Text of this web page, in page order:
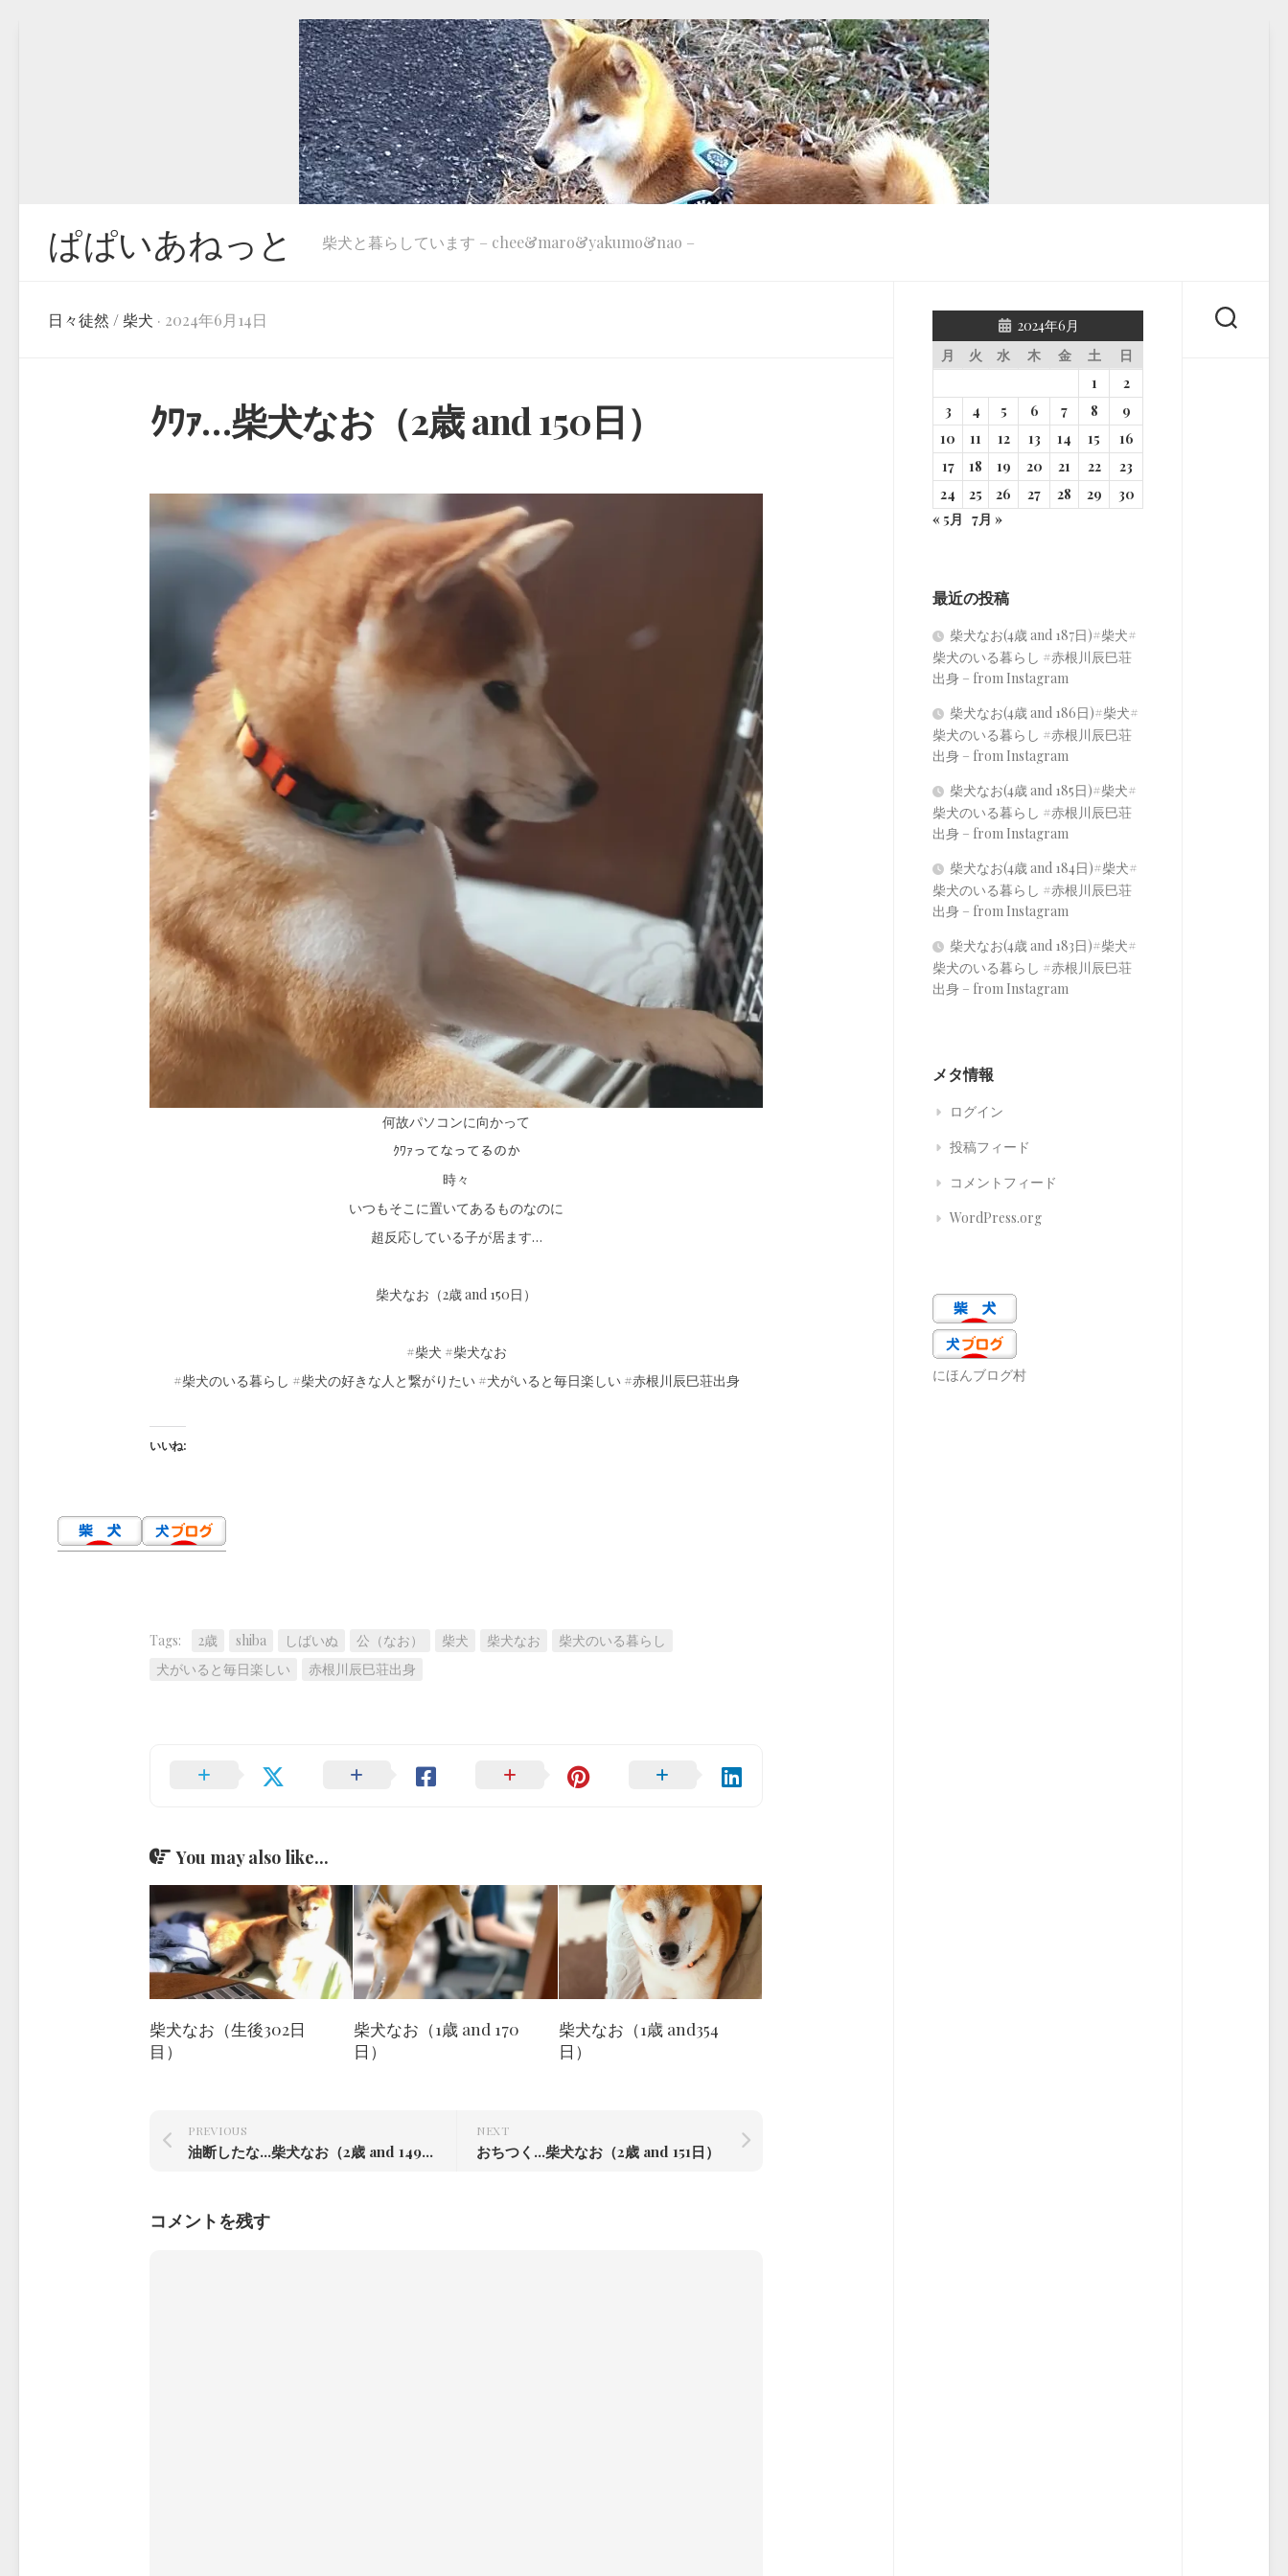
ぱぱいあねっと 柴犬と暮らしています – chee&maro&yakumo&nao –
日々徒然 / 柴犬 · 2024年6月14日
ｸﾜｧ…柴犬なお（2歳 and 150日）
何故パソコンに向かって
ｸﾜｧってなってるのか
時々
いつもそこに置いてあるものなのに
超反応している子が居ます…
柴犬なお（2歳 and 150日）
#柴犬 #柴犬なお
#柴犬のいる暮らし #柴犬の好きな人と繋がりたい #犬がいると毎日楽しい #赤根川辰巳荘出身
いいね:
Tags: 2歳 shiba しばいぬ 公（なお） 柴犬 柴犬なお
柴犬のいる暮らし
犬がいると毎日楽しい
赤根川辰巳荘出身
You may also like...
柴犬なお（生後302日
目）
柴犬なお（1歳 and 170
日）
柴犬なお（1歳 and354
日）
NEXT
おちつく…柴犬なお（2歳 and 151日）
PREVIOUS
油断したな…柴犬なお（2歳 and 149日）
コメントを残す
2024年6月
月
火 水 木 金 土
日
1
2
3
4 5 6 7 8
9
10
11 12 13 14 15
16
17
18 19 20 21 22
23
24
25 26 27 28 29
30
« 5月 7月 »
最近の投稿
柴犬なお(4歳 and 187日)#柴犬#
柴犬のいる暮らし #赤根川辰巳荘
出身 – from Instagram
柴犬なお(4歳 and 186日)#柴犬#
柴犬のいる暮らし #赤根川辰巳荘
出身 – from Instagram
柴犬なお(4歳 and 185日)#柴犬#
柴犬のいる暮らし #赤根川辰巳荘
出身 – from Instagram
柴犬なお(4歳 and 184日)#柴犬#
柴犬のいる暮らし #赤根川辰巳荘
出身 – from Instagram
柴犬なお(4歳 and 183日)#柴犬#
柴犬のいる暮らし #赤根川辰巳荘
出身 – from Instagram
メタ情報
ログイン
投稿フィード
コメントフィード
WordPress.org
にほんブログ村